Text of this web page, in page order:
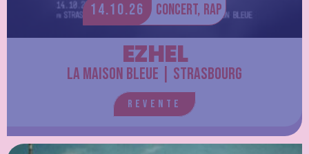
14.10.26 Concert, Rap
EZHEL
La Maison Bleue | Strasbourg
Revente